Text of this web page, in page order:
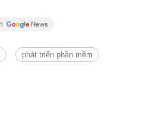
phát triển phần mềm